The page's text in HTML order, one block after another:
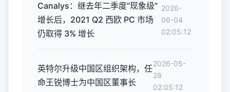
Canalys：继去年二季度“现象级”
增长后，2021 Q2 西欧 PC 市场
仍取得 3% 增长
2026-
06-04
02:05:12
英特尔升级中国区组织架构，任
命王锐博士为中国区董事长
2026-05-
28
02:05:12